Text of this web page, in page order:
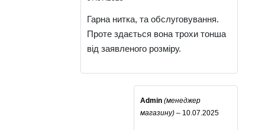
Гарна нитка, та обслуговування.
Проте здається вона трохи тонша
від заявленого розміру.
Admin (менеджер
магазину) – 10.07.2025